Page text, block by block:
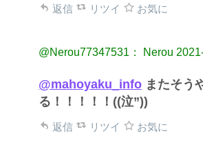
返信 リツイ お気に
@Nerou77347531： Nerou
@mahoyaku_info またそう
る！！！！！((泣”))
返信 リツイ お気に